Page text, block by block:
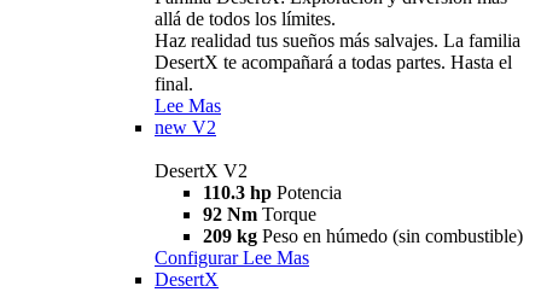
allá de todos los límites.
Haz realidad tus sueños más salvajes. La familia
DesertX te acompañará a todas partes. Hasta el
final.
Lee Mas
new V2
DesertX V2
110.3 hp Potencia
92 Nm Torque
209 kg Peso en húmedo (sin combustible)
Configurar Lee Mas
DesertX